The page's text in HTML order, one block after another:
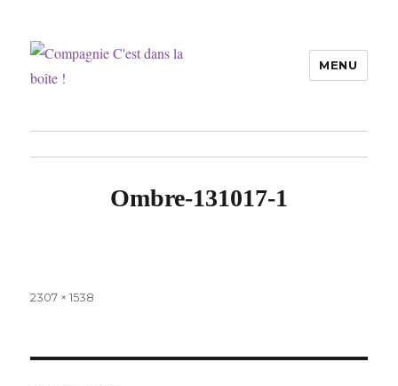
MENU
Ombre-131017-1
Taille
2307 × 1538